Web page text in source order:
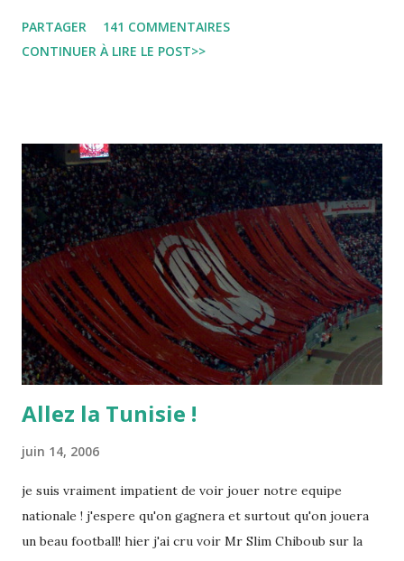
Leila fi amarikia Little Sarah American girl Massir mots a
dire Mouch ex Mazzika Tun...
PARTAGER
141 COMMENTAIRES
CONTINUER À LIRE LE POST>>
Allez la Tunisie !
juin 14, 2006
je suis vraiment impatient de voir jouer notre equipe
nationale ! j'espere qu'on gagnera et surtout qu'on jouera
un beau football! hier j'ai cru voir Mr Slim Chiboub sur la